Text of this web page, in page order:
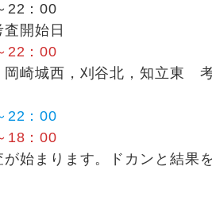
22：00
開始日
22：00
崎城西，刈谷北，知立東
22：00
18：00
始まります。ドカンと結果